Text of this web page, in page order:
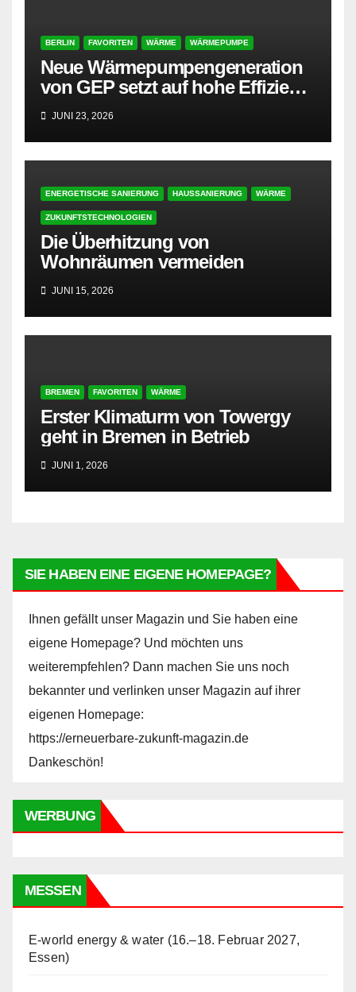
BERLIN FAVORITEN WÄRME WÄRMEPUMPE
Neue Wärmepumpengeneration
von GEP setzt auf hohe Effizienz
und besonders leisen Betrieb
JUNI 23, 2026
ENERGETISCHE SANIERUNG HAUSSANIERUNG WÄRME
ZUKUNFTSTECHNOLOGIEN
Die Überhitzung von
Wohnräumen vermeiden
JUNI 15, 2026
BREMEN FAVORITEN WÄRME
Erster Klimaturm von Towergy
geht in Bremen in Betrieb
JUNI 1, 2026
SIE HABEN EINE EIGENE HOMEPAGE?
Ihnen gefällt unser Magazin und Sie haben eine
eigene Homepage? Und möchten uns
weiterempfehlen? Dann machen Sie uns noch
bekannter und verlinken unser Magazin auf ihrer
eigenen Homepage:
https://erneuerbare-zukunft-magazin.de
Dankeschön!
WERBUNG
MESSEN
E-world energy & water (16.–18. Februar 2027,
Essen)